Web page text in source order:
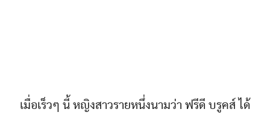
เมื่อเร็วๆ นี้ หญิงสาวรายหนึ่งนามว่า ฟรีดี บรูคส์ ได้